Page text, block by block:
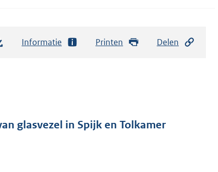
Informatie Printen Delen
glasvezel in Spijk en Tolkamer